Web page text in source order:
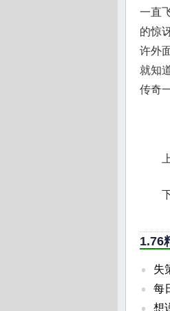
一直
的惊
许外
就知
传奇
1.76
失
每
想